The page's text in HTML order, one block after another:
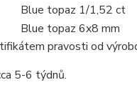
Blue topaz 1/1,52 ct
Blue topaz 6x8 mm
pravosti od
5-6 týdnů.